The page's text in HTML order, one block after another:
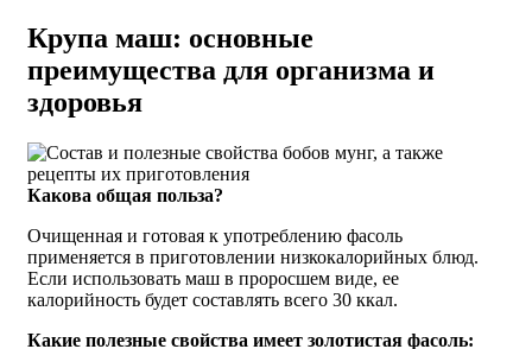
Крупа маш: основные
преимущества для организма и
здоровья
Какова общая польза?
Очищенная и готовая к употреблению фасоль
применяется в приготовлении низкокалорийных блюд.
Если использовать маш в проросшем виде, ее
калорийность будет составлять всего 30 ккал.
Какие полезные свойства имеет золотистая фасоль: